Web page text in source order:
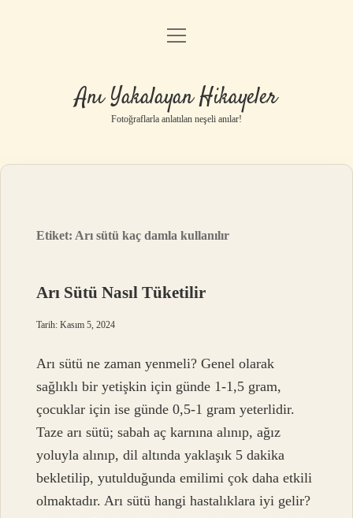
Anasayfa
Yasal Uyarı
menüyü
Anı Yakalayan Hikayeler
Fotoğraflarla anlatılan neşeli anılar!
Etiket: Arı sütü kaç damla kullanılır
Arı Sütü Nasıl Tüketilir
Tarih: Kasım 5, 2024
Arı sütü ne zaman yenmeli? Genel olarak
sağlıklı bir yetişkin için günde 1-1,5 gram,
çocuklar için ise günde 0,5-1 gram yeterlidir.
Taze arı sütü; sabah aç karnına alınıp, ağız
yoluyla alınıp, dil altında yaklaşık 5 dakika
bekletilip, yutulduğunda emilimi çok daha etkili
olmaktadır. Arı sütü hangi hastalıklara iyi gelir?